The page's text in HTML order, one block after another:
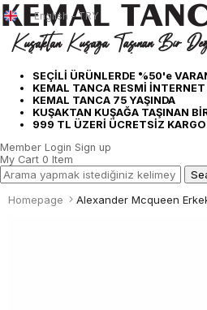
SEÇİLİ ÜRÜNLERDE %50'e
KEMAL TANCA RESMİ
KEMAL TANCA 75 YAŞINDA
KUŞAKTAN KUŞAĞA TAŞINAN
999 TL ÜZERİ ÜCRETSİZ KARGO
English - TRY
Member Login Sign up
My Cart 0 Item
Homepage Alexander Mcqueen